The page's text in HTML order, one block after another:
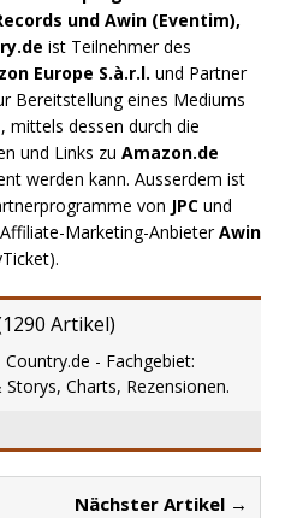
und Awin (Eventim),
ist Teilnehmer des
Europe S.à.r.l. und Partner
Bereitstellung eines Mediums
mittels dessen durch die
und Links zu Amazon.de
werden kann. Ausserdem ist
von JPC und
Marketing-AnbieterAwin
1290 Artikel)
- Fachgebiet:
Charts, Rezensionen.
Nächster Artikel →